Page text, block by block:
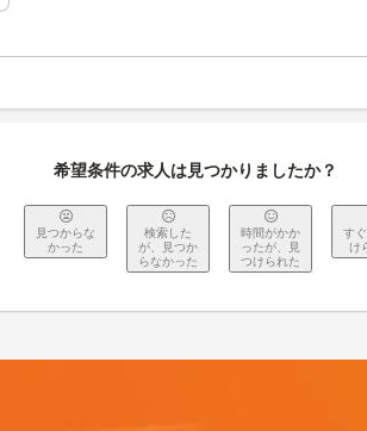
希望条件の求人は見つかりましたか？
見つからな
かった
検索した
が、見つか
らなかった
時間がかか
ったが、見
つけられた
す
け